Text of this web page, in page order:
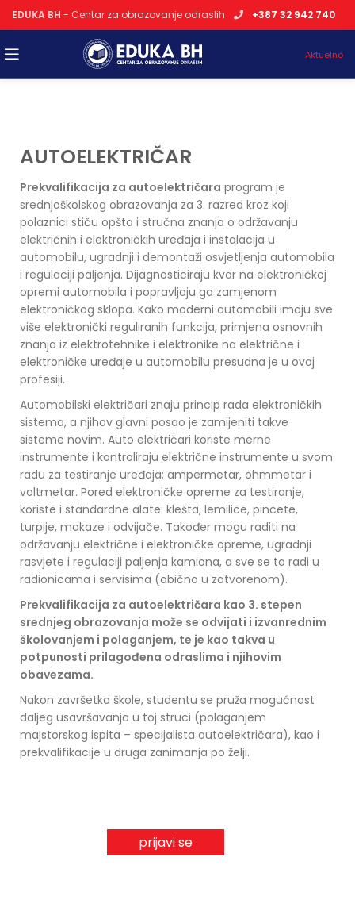
EDUKA BH - Centar za obrazovanje odraslih +387 32 942 740
Aktuelno
AUTOELEKTRIČAR
Prekvalifikacija za autoelektričara program je
srednjoškolskog obrazovanja za 3. razred kroz koji
polaznici stiču opšta i stručna znanja o održavanju
električnih i elektroničkih uređaja i instalacija u
automobilu, ugradnji i demontaži osvjetljenja automobila
i regulaciji paljenja. Dijagnosticiraju kvar na elektroničkoj
opremi automobila i popravljaju ga zamjenom
elektroničkog sklopa. Kako moderni automobili imaju sve
više elektronički reguliranih funkcija, primjena osnovnih
znanja iz elektrotehnike i elektronike na električne i
elektroničke uređaje u automobilu presudna je u ovoj
profesiji.
Automobilski električari znaju princip rada elektroničkih
sistema, a njihov glavni posao je zamijeniti takve
sisteme novim. Auto električari koriste merne
instrumente i kontroliraju električne instrumente u svom
radu za testiranje uređaja; ampermetar, ohmmetar i
voltmetar. Pored elektroničke opreme za testiranje,
koriste i standardne alate: klešta, lemilice, pincete,
turpije, makaze i odvijače. Također mogu raditi na
održavanju električne i elektroničke opreme, ugradnji
rasvjete i regulaciji paljenja kamiona, a sve se to radi u
radionicama i servisima (obično u zatvorenom).
Prekvalifikacija za autoelektričara kao 3. stepen
srednjeg obrazovanja može se odvijati i izvanrednim
školovanjem i polaganjem, te je kao takva u
potpunosti prilagođena odraslima i njihovim
obavezama.
Nakon završetka škole, studentu se pruža mogućnost
daljeg usavršavanja u toj struci (polaganjem
majstorskog ispita – specijalista autoelektričara), kao i
prekvalifikacije u druga zanimanja po želji.
prijavi se